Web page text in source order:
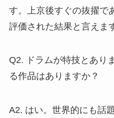
す。上京後すぐの抜擢で
評価された結果と言えま
Q2. ドラムが特技とあり
る作品はありますか？
A2. はい。世界的にも話